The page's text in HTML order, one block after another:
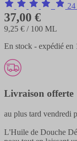
37,00 €
9,25 € / 100 ML
En stock - expédié en
Livraison offerte
au plus tard vendredi
L'Huile de Douche